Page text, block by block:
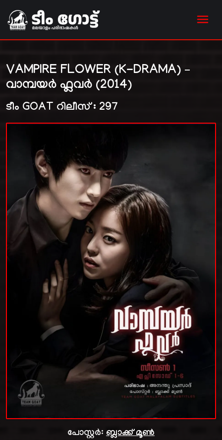
VAMPIRE FLOWER (K-DRAMA) –
വാമ്പയർ ഫ്ലവർ (2014)
ടീം GOAT റിലീസ് : 297
പോസ്റ്റർ: ബ്ലാക്ക് മൂൺ